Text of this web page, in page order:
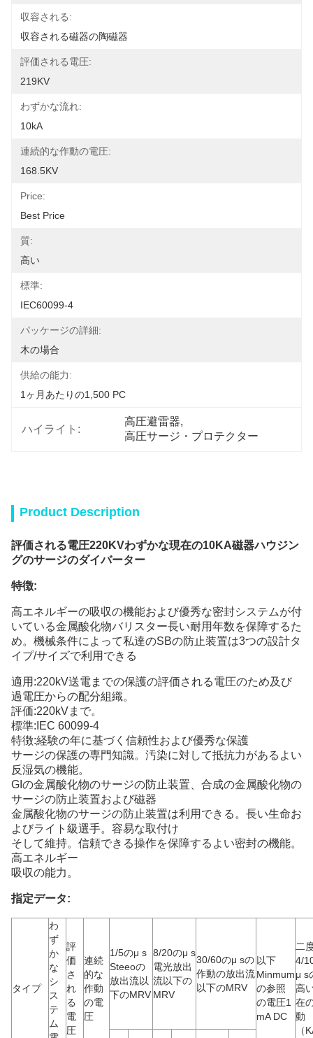
収容される:
収容される磁器の陶磁器
評価される電圧:
219KV
わずかな流れ:
10kA
連続的な作動の電圧:
168.5KV
Price:
Best Price
質:
高い
標準:
IEC60099-4
パッケージの詳細:
木の場合
供給の能力:
1ヶ月あたりの1,500 PC
ハイライト:
高圧避雷器,
高圧サージ・プロテクター
Product Description
評価される電圧220KVわずかな現在の10KA磁器ハウジン
グのサージのダイバーター
特徴:
高エネルギーの吸収の機能および優秀な密封システムが付
いている金属酸化物バリスター長い耐用年数を保障するた
め。機械条件によって私達のSBの防止装置は3つの設計タ
イプ/サイズで利用できる
適用:220kV送電までの保護の評価される電圧のため及び
過電圧からの配分組織。
評価:220kVまで。
標準:IEC 60099-4
特徴:経験の年に基づく信頼性および優秀な保護
サージの保護の専門知識。汚染に対して抵抗力があるよい
反湿気の機能。
GIの金属酸化物のサージの防止装置、合成の金属酸化物の
サージの防止装置および磁器
金属酸化物のサージの防止装置は利用できる。長い生命お
よびライト級選手。容易な取付け
そして維持。信頼できる操作を保障するよい密封の機能。
高エネルギー
吸収の能力。
指定データ:
タイプ
わ
ず
か
な
シ
ス
テ
ム
評
価
さ
れ
る
電
圧
連続
的な
作動
の電
圧
1/5のμ s
Steeoの
放出流以
下のMRV
8/20のμ s
電光放出
流以下の
MRV
30/60のμ sの
作動の放出流
以下のMRV
以下
Minmum
の参照
の電圧1
mA DC
二
4/
μ s
高
在
動
（